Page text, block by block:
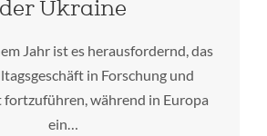
der Ukraine
Jahr ist es herausfordernd, das
in Forschung und
während in Europa
ein…